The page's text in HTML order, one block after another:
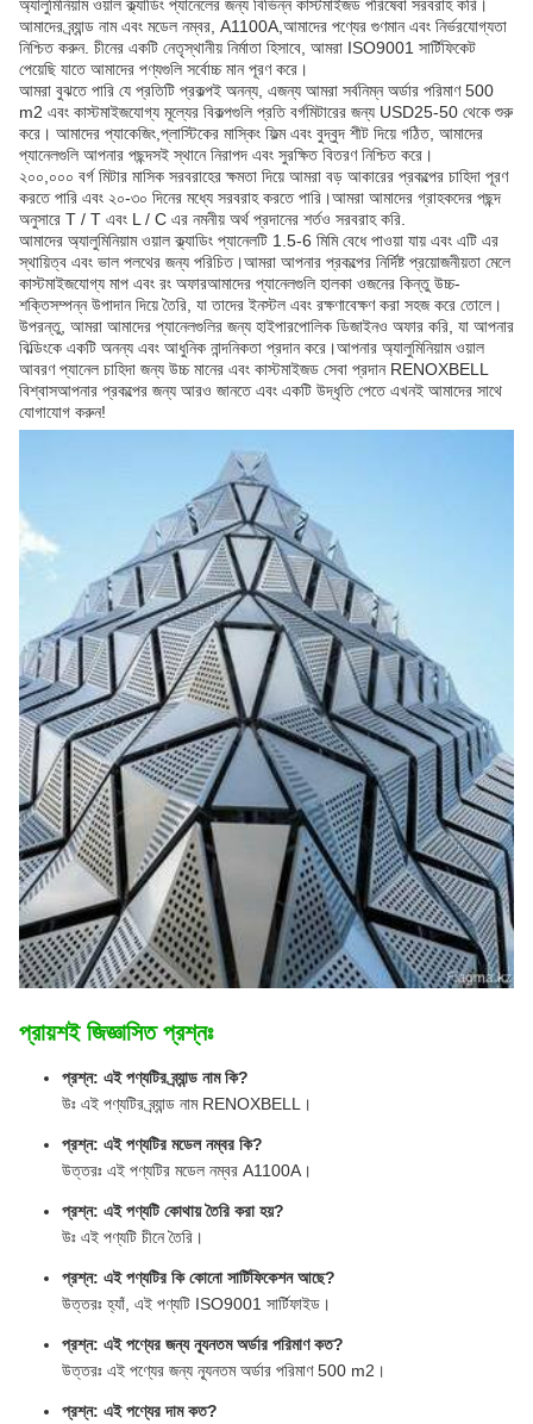
অ্যালুমিনিয়াম ওয়াল ক্ল্যাডিং প্যানেলের জন্য বিভিন্ন কাস্টমাইজড পরিষেবা সরবরাহ করি।
আমাদের ব্র্যান্ড নাম এবং মডেল নম্বর, A1100A,আমাদের পণ্যের গুণমান এবং নির্ভরযোগ্যতা
নিশ্চিত করুন. চীনের একটি নেতৃস্থানীয় নির্মাতা হিসাবে, আমরা ISO9001 সার্টিফিকেট
পেয়েছি যাতে আমাদের পণ্যগুলি সর্বোচ্চ মান পূরণ করে।
আমরা বুঝতে পারি যে প্রতিটি প্রকল্পই অনন্য, এজন্য আমরা সর্বনিম্ন অর্ডার পরিমাণ 500
m2 এবং কাস্টমাইজযোগ্য মূল্যের বিকল্পগুলি প্রতি বর্গমিটারের জন্য USD25-50 থেকে শুরু
করে। আমাদের প্যাকেজিং,প্লাস্টিকের মাস্কিং ফিল্ম এবং বুদ্বুদ শীট দিয়ে গঠিত, আমাদের
প্যানেলগুলি আপনার পছন্দসই স্থানে নিরাপদ এবং সুরক্ষিত বিতরণ নিশ্চিত করে।
২০০,০০০ বর্গ মিটার মাসিক সরবরাহের ক্ষমতা দিয়ে আমরা বড় আকারের প্রকল্পের চাহিদা পূরণ
করতে পারি এবং ২০-৩০ দিনের মধ্যে সরবরাহ করতে পারি।আমরা আমাদের গ্রাহকদের পছন্দ
অনুসারে T / T এবং L / C এর নমনীয় অর্থ প্রদানের শর্তও সরবরাহ করি.
আমাদের অ্যালুমিনিয়াম ওয়াল ক্ল্যাডিং প্যানেলটি 1.5-6 মিমি বেধে পাওয়া যায় এবং এটি এর
স্থায়িত্ব এবং ভাল পলথের জন্য পরিচিত।আমরা আপনার প্রকল্পের নির্দিষ্ট প্রয়োজনীয়তা মেলে
কাস্টমাইজযোগ্য মাপ এবং রং অফারআমাদের প্যানেলগুলি হালকা ওজনের কিন্তু উচ্চ-
শক্তিসম্পন্ন উপাদান দিয়ে তৈরি, যা তাদের ইনস্টল এবং রক্ষণাবেক্ষণ করা সহজ করে তোলে।
উপরন্তু, আমরা আমাদের প্যানেলগুলির জন্য হাইপারপোলিক ডিজাইনও অফার করি, যা আপনার
বিল্ডিংকে একটি অনন্য এবং আধুনিক নান্দনিকতা প্রদান করে।আপনার অ্যালুমিনিয়াম ওয়াল
আবরণ প্যানেল চাহিদা জন্য উচ্চ মানের এবং কাস্টমাইজড সেবা প্রদান RENOXBELL
বিশ্বাসআপনার প্রকল্পের জন্য আরও জানতে এবং একটি উদ্ধৃতি পেতে এখনই আমাদের সাথে
যোগাযোগ করুন!
প্রায়শই জিজ্ঞাসিত প্রশ্নঃ
প্রশ্ন: এই পণ্যটির ব্র্যান্ড নাম কি?
উঃ এই পণ্যটির ব্র্যান্ড নাম RENOXBELL।
প্রশ্ন: এই পণ্যটির মডেল নম্বর কি?
উত্তরঃ এই পণ্যটির মডেল নম্বর A1100A।
প্রশ্ন: এই পণ্যটি কোথায় তৈরি করা হয়?
উঃ এই পণ্যটি চীনে তৈরি।
প্রশ্ন: এই পণ্যটির কি কোনো সার্টিফিকেশন আছে?
উত্তরঃ হ্যাঁ, এই পণ্যটি ISO9001 সার্টিফাইড।
প্রশ্ন: এই পণ্যের জন্য ন্যূনতম অর্ডার পরিমাণ কত?
উত্তরঃ এই পণ্যের জন্য ন্যূনতম অর্ডার পরিমাণ 500 m2।
প্রশ্ন: এই পণ্যের দাম কত?